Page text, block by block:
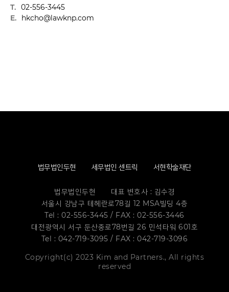
T. 02-556-3445
E.
hkcho@lawknp.com
법무법인두현 세무법인 센트릭 서현학술재단
법무법인두현
대표 변호사 : 김수경
서울시 강남구 테헤란로78길 12 MSA빌딩 4층
Tel : 02-556-3445 / FAX : 02-556-3446
대전광역시 서구 둔산중로78번길 26 민석타워 601호
Tel : 042-719-3095 / FAX : 042-719-3096
Copyright(c) 2023 Kim and Partners., All rights
reserved